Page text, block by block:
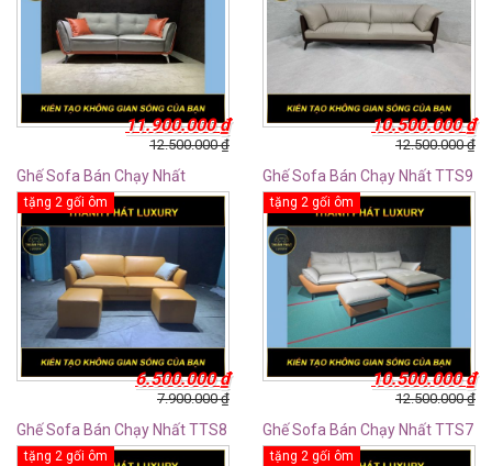
12.500.000₫
11.900.000₫
12.500.000₫
10.500.000₫
Ghế Sofa Bán Chạy Nhất
TTS10
tặng 2 gối ôm
7.900.000₫
6.500.000₫
Ghế Sofa Bán Chạy Nhất TTS9
tặng 2 gối ôm
12.500.000₫
10.500.000₫
Ghế Sofa Bán Chạy Nhất TTS8
tặng 2 gối ôm
Ghế Sofa Bán Chạy Nhất TTS7
tặng 2 gối ôm